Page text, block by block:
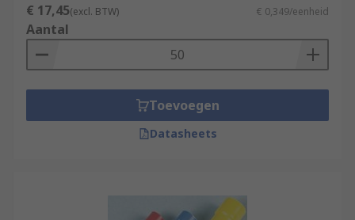
€ 17,45(excl. BTW) € 0,349/eenheid
Aantal
Toevoegen
Datasheets